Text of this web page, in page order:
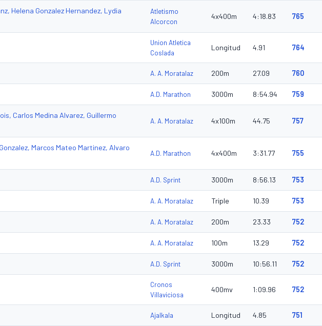
Helena Gonzalez Hernandez, Lydia
Atletismo
Alcorcon
4x400m 4:18.83 765
Union Atletica
Coslada
Longitud 4.91 764
A. A. Moratalaz 200m 27.09 760
A.D. Marathon 3000m 8:54.94 759
Carlos Medina Alvarez, Guillermo
A. A. Moratalaz 4x100m 44.75 757
Marcos Mateo Martinez, Alvaro
A.D. Marathon 4x400m 3:31.77 755
A.D. Sprint 3000m 8:56.13 753
A. A. Moratalaz Triple 10.39 753
A. A. Moratalaz 200m 23.33 752
A. A. Moratalaz 100m 13.29 752
A.D. Sprint 3000m 10:56.11 752
Cronos
Villaviciosa
400mv 1:09.96 752
Ajalkala Longitud 4.85 751